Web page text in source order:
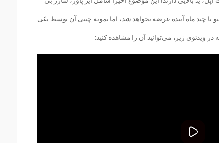
تا چند ماه آینده عرضه نخواهد شد، اما نمونه چینی آن توسط یکی
زیر، می‌توانید آن را مشاهده کنید:
پخش